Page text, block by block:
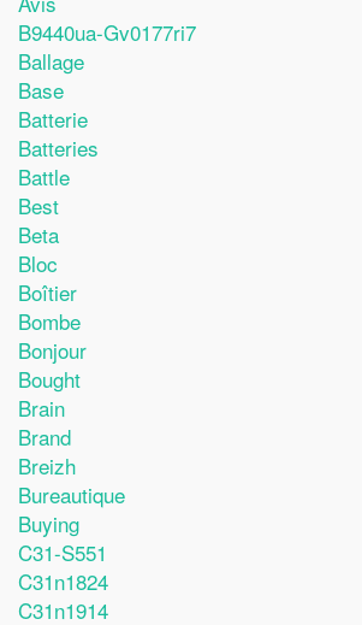
B9440ua-Gv0177ri7
Ballage
Base
Batterie
Batteries
Battle
Best
Beta
Bloc
Boîtier
Bombe
Bonjour
Bought
Brain
Brand
Breizh
Bureautique
Buying
C31-S551
C31n1824
C31n1914